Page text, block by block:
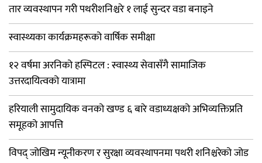
तार व्यवस्थापन गरी पथरीशनिश्चरे १ लाई सुन्दर वडा बनाइने
स्वास्थ्यका कार्यक्रमहरूको वार्षिक समीक्षा
१२ वर्षमा अरनिको हस्पिटल : स्वास्थ्य सेवासँगै सामाजिक
उत्तरदायित्वको यात्रामा
हरियाली सामुदायिक वनको खण्ड ६ बारे वडाध्यक्षको अभिव्यक्तिप्रति
समूहको आपत्ति
विपद् जोखिम न्यूनीकरण र सुरक्षा व्यवस्थापनमा पथरी शनिश्चरेको जोड